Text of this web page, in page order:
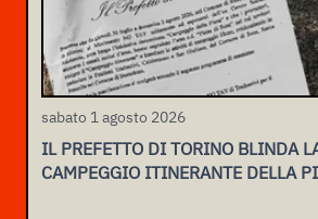
sabato 1 agosto 2026
IL PREFETTO DI TORINO BLINDA
CAMPEGGIO ITINERANTE DELLA